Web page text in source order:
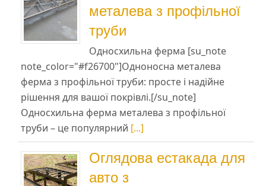
металева з профільної
труби
Односхильна ферма [su_note
note_color="#f26700"]Одноносна металева
ферма з профільної труби: просте і надійне
рішення для вашої покрівлі.[/su_note]
Односхильна ферма металева з профільної
труби – це популярний [...]
Оглядова естакада для
авто з